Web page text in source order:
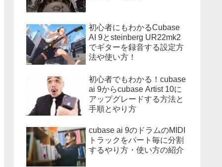
初心者にもわかるCubase
AI 9とsteinberg UR22mk2
でギターを録音する設定方
法や使い方！
初心者でもわかる！cubase
ai 9からcubase Artist 10に
アップグレードする方法と
手順とやり方
cubase ai 9のドラムのMIDI
トラックをパート毎に分割
するやり方・使い方の紹介